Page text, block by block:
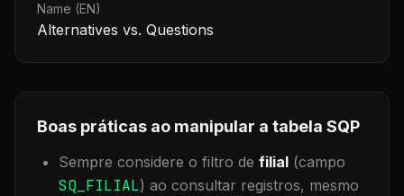
Name (EN)
Alternatives vs. Questions
Boas práticas ao manipular a tabela SQP
Sempre considere o filtro de filial (campo
SQ_FILIAL) ao consultar registros, mesmo